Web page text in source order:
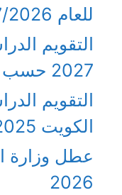
للعام 2027/2026
2027 حسب وزارة التربية
التقويم
الكويت 2026/2025
عطل وزارة
2026